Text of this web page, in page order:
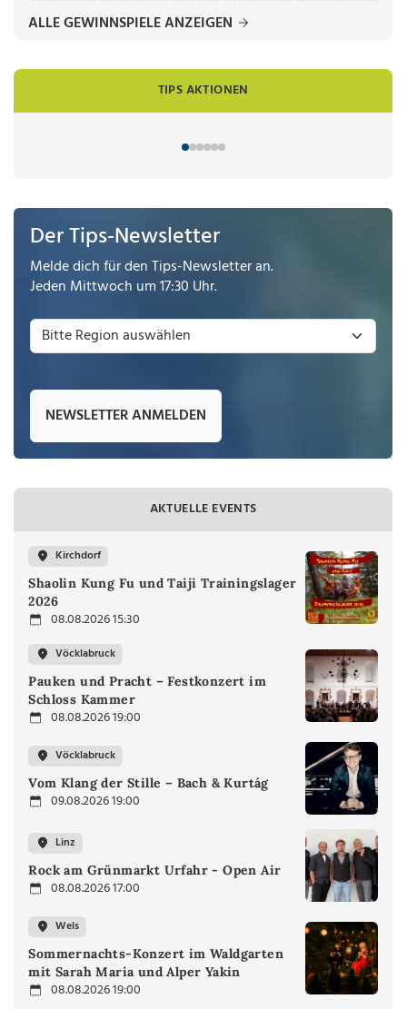
ALLE GEWINNSPIELE ANZEIGEN
TIPS AKTIONEN
Der Tips-Newsletter
Melde dich für den Tips-Newsletter an.
Jeden Mittwoch um 17:30 Uhr.
NEWSLETTER ANMELDEN
AKTUELLE EVENTS
Kirchdorf
Shaolin Kung Fu und Taiji Trainingslager
2026
08.08.2026 15:30
Vöcklabruck
Pauken und Pracht – Festkonzert im
Schloss Kammer
08.08.2026 19:00
Vöcklabruck
Vom Klang der Stille – Bach & Kurtág
09.08.2026 19:00
Linz
Rock am Grünmarkt Urfahr - Open Air
08.08.2026 17:00
Wels
Sommernachts-Konzert im Waldgarten
mit Sarah Maria und Alper Yakin
08.08.2026 19:00